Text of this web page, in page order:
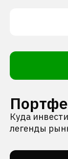
Куда
легенды